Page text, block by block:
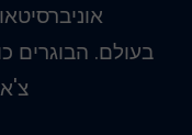
בעולם. הבוגרים